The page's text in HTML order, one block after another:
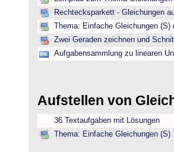
Rechtecksparkett - Gleichungen
Thema: Einfache Gleichungen (S)
Zwei Geraden zeichnen und
Aufgabensammlung zu linearen
Aufstellen von
36 Textaufgaben mit Lösungen
Thema: Einfache Gleichungen (S)